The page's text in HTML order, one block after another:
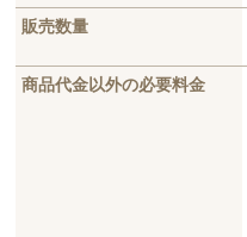
販売数量
商品代金以外の必要料金